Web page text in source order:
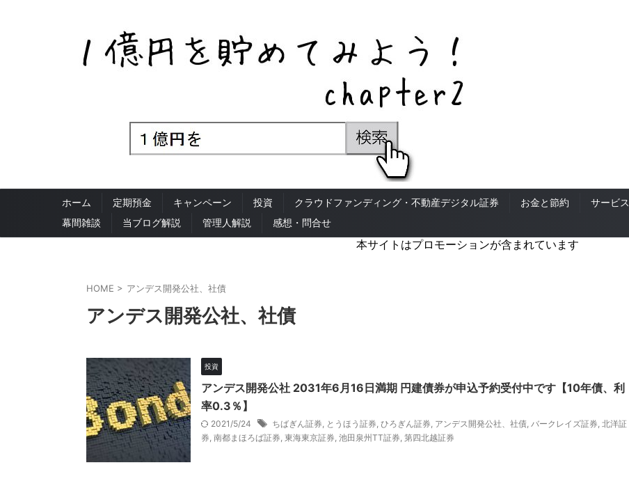
ホーム 定期預金 キャンペーン 投資 クラウドファンディング・不動産デジタル証券 お金と節約 サービス
幕間雑談
当ブログ解説 管理人解説 感想・問合せ
本サイトはプロモーションが含まれています
HOME > アンデス開発公社、社債
アンデス開発公社、社債
投資
アンデス開発公社 2031年6月16日満期 円建債券が申込予約受付中です【10年債、利
率0.3％】
2021/5/24 ちばぎん証券, とうほう証券, ひろぎん証券, アンデス開発公社、社債, バークレイズ証券, 北洋証
券, 南都まほろば証券, 東海東京証券, 池田泉州TT証券, 第四北越証券